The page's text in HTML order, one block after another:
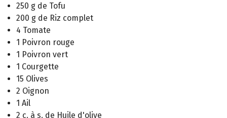
250 g de Tofu
200 g de Riz complet
4 Tomate
1 Poivron rouge
1 Poivron vert
1 Courgette
15 Olives
2 Oignon
1 Ail
2 c. à s. de Huile d'olive